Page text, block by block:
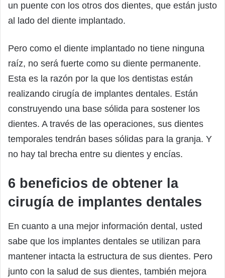
un puente con los otros dos dientes, que están justo
al lado del diente implantado.
Pero como el diente implantado no tiene ninguna
raíz, no será fuerte como su diente permanente.
Esta es la razón por la que los dentistas están
realizando cirugía de implantes dentales. Están
construyendo una base sólida para sostener los
dientes. A través de las operaciones, sus dientes
temporales tendrán bases sólidas para la granja. Y
no hay tal brecha entre su dientes y encías.
6 beneficios de obtener la
cirugía de implantes dentales
En cuanto a una mejor información dental, usted
sabe que los implantes dentales se utilizan para
mantener intacta la estructura de sus dientes. Pero
junto con la salud de sus dientes, también mejora